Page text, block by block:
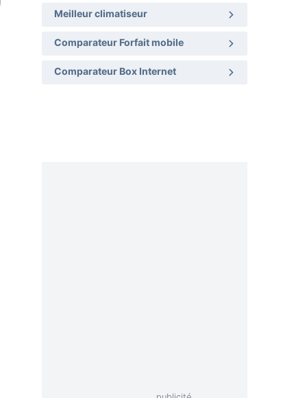
Meilleur climatiseur
Comparateur Forfait mobile
Comparateur Box Internet